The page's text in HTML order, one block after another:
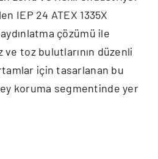
IEP 24 ATEX 1335X
çözümü ile
ve toz bulutlarının düzenli
için tasarlanan bu
koruma segmentinde yer